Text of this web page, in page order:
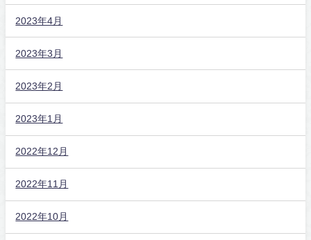
2023年4月
2023年3月
2023年2月
2023年1月
2022年12月
2022年11月
2022年10月